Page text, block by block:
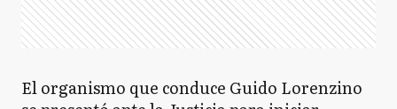
El organismo que conduce Guido Lorenzino